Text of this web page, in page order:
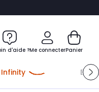
d'aide ?Me connecterPanier
Infinity